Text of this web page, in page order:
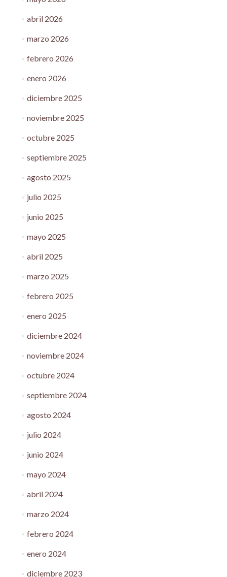
abril 2026
marzo 2026
febrero 2026
enero 2026
diciembre 2025
noviembre 2025
octubre 2025
septiembre 2025
agosto 2025
julio 2025
junio 2025
mayo 2025
abril 2025
marzo 2025
febrero 2025
enero 2025
diciembre 2024
noviembre 2024
octubre 2024
septiembre 2024
agosto 2024
julio 2024
junio 2024
mayo 2024
abril 2024
marzo 2024
febrero 2024
enero 2024
diciembre 2023